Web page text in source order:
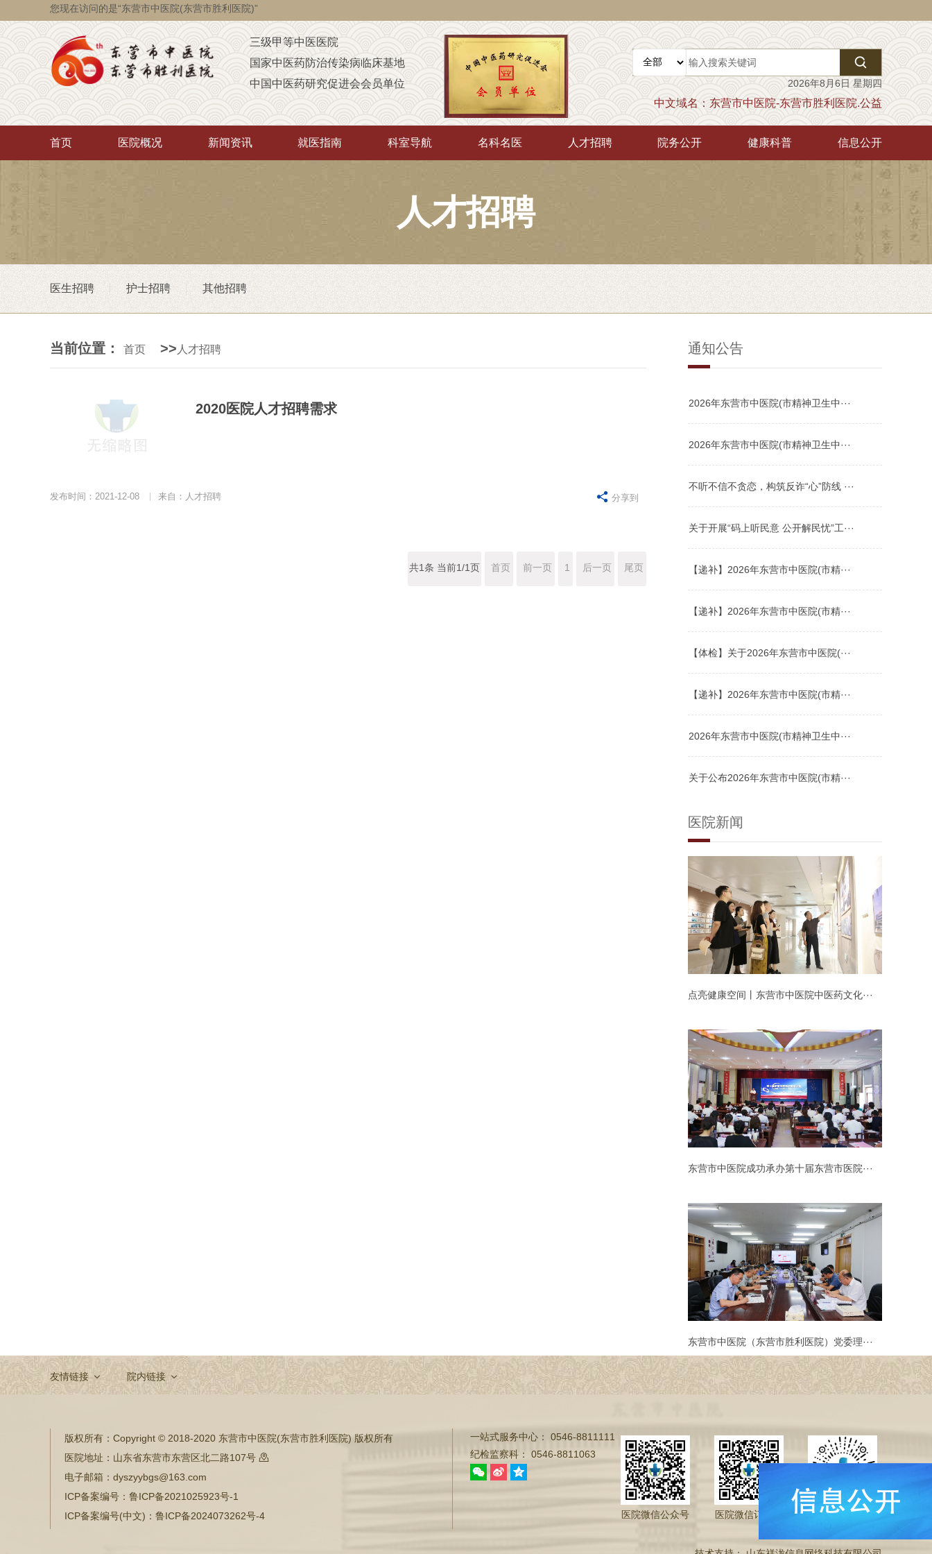
您现在访问的是“东营市中医院(东营市胜利医院)”
三级甲等中医医院
国家中医药防治传染病临床基地
中国中医药研究促进会会员单位
省级智障儿童康复机构
山东省AAA级定点医疗机构
首批省卫生厅“优质护理服务示范工程”
潍坊医学院（非直属）附属医院
2026年8月6日 星期四

中文域名：东营市中医院-东营市胜利医院.公益
首页 医院概况 新闻资讯 就医指南 科室导航 名科名医 人才招聘 院务公开 健康科普 信息公开
人才招聘
医生招聘 护士招聘 其他招聘
当前位置： 首页 >> 人才招聘
2020医院人才招聘需求
发布时间：2021-12-08 来自：人才招聘  分享到
共1条 当前1/1页 首页 前一页 1 后一页 尾页
通知公告
2026年东营市中医院(市精神卫生中···
2026年东营市中医院(市精神卫生中···
不听不信不贪恋，构筑反诈“心”防线 ···
关于开展“码上听民意 公开解民忧”工···
【递补】2026年东营市中医院(市精···
【递补】2026年东营市中医院(市精···
【体检】关于2026年东营市中医院(···
【递补】2026年东营市中医院(市精···
2026年东营市中医院(市精神卫生中···
关于公布2026年东营市中医院(市精···
医院新闻
点亮健康空间丨东营市中医院中医药文化···
东营市中医院成功承办第十届东营市医院···
东营市中医院（东营市胜利医院）党委理···
友情链接 院内链接
版权所有： Copyright © 2018-2020 东营市中医院(东营市胜利医院) 版权所有
医院地址： 山东省东营市东营区北二路107号 
电子邮箱： dyszyybgs@163.com
ICP备案编号： 鲁ICP备2021025923号-1
ICP备案编号(中文)： 鲁ICP备2024073262号-4
一站式服务中心： 0546-8811111
纪检监察科： 0546-8811063
医院微信公众号 医院微信订阅号 医院小程序